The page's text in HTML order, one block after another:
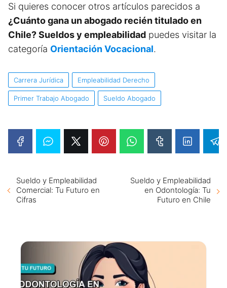
Si quieres conocer otros artículos parecidos a
¿Cuánto gana un abogado recién titulado en
Chile? Sueldos y empleabilidad puedes visitar la
categoría Orientación Vocacional.
Carrera Jurídica Empleabilidad Derecho
Primer Trabajo Abogado Sueldo Abogado
Sueldo y Empleabilidad
Comercial: Tu Futuro en
Cifras
Sueldo y Empleabilidad
en Odontología: Tu
Futuro en Chile